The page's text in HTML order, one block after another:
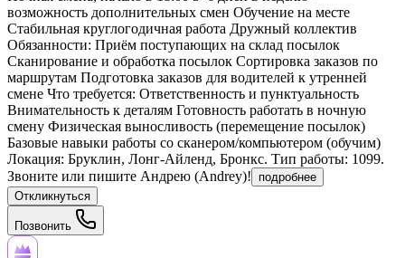
возможность дополнительных смен Обучение на месте
Стабильная круглогодичная работа Дружный коллектив
Обязанности: Приём поступающих на склад посылок
Сканирование и обработка посылок Сортировка заказов по
маршрутам Подготовка заказов для водителей к утренней
смене Что требуется: Ответственность и пунктуальность
Внимательность к деталям Готовность работать в ночную
смену Физическая выносливость (перемещение посылок)
Базовые навыки работы со сканером/компьютером (обучим)
Локация: Бруклин, Лонг-Айленд, Бронкс. Тип работы: 1099.
Звоните или пишите Андрею (Andrey)!
подробнее
Откликнуться
Позвонить